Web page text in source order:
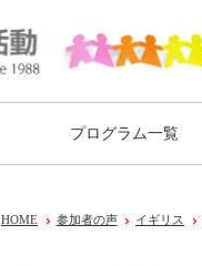
プログラム一覧
HOME 参加者の声 イギリス